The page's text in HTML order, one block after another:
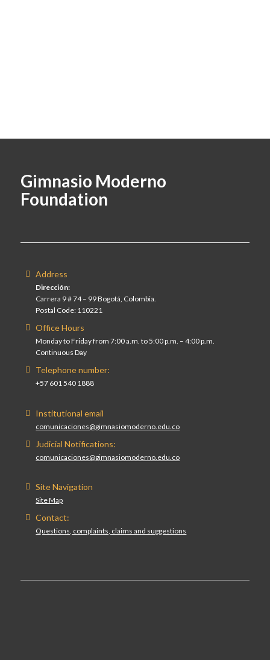
Gimnasio Moderno
Foundation
Address
Dirección:
Carrera 9 # 74 – 99 Bogotá, Colombia.
Postal Code: 110221
Office Hours
Monday to Friday from 7:00 a.m. to 5:00 p.m. – 4:00 p.m.
Continuous Day
Telephone number:
+57 601 540 1888
Institutional email
comunicaciones@gimnasiomoderno.edu.co
Judicial Notifications:
comunicaciones@gimnasiomoderno.edu.co
Site Navigation
Site Map
Contact:
Questions, complaints, claims and suggestions